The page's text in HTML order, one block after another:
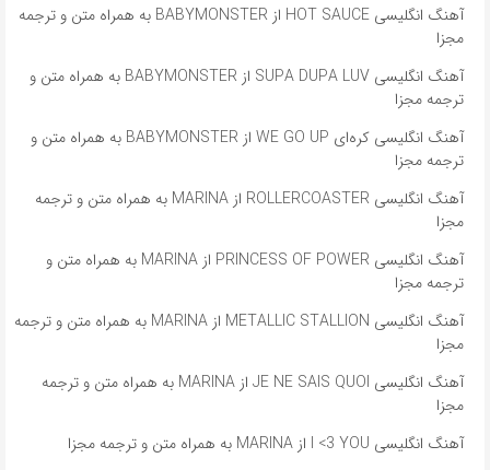
آهنگ انگلیسی HOT SAUCE از BABYMONSTER به همراه متن و ترجمه
مجزا
آهنگ انگلیسی SUPA DUPA LUV از BABYMONSTER به همراه متن و
ترجمه مجزا
آهنگ انگلیسی کره‌ای WE GO UP از BABYMONSTER به همراه متن و
ترجمه مجزا
آهنگ انگلیسی ROLLERCOASTER از MARINA به همراه متن و ترجمه
مجزا
آهنگ انگلیسی PRINCESS OF POWER از MARINA به همراه متن و
ترجمه مجزا
آهنگ انگلیسی METALLIC STALLION از MARINA به همراه متن و ترجمه
مجزا
آهنگ انگلیسی JE NE SAIS QUOI از MARINA به همراه متن و ترجمه
مجزا
آهنگ انگلیسی I <3 YOU از MARINA به همراه متن و ترجمه مجزا